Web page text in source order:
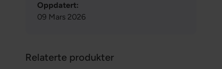
Oppdatert:
09 Mars 2026
Relaterte produkter